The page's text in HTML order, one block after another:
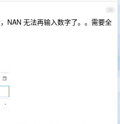
38
NAN 无法再输入数字了。。需要全